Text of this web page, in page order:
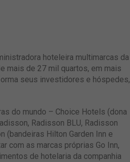
hoteleira multimarcas da
mais de 27 mil quartos, em mais
seus investidores e hóspedes,
do mundo – Choice Hotels (dona
Radisson BLU, Radisson
(bandeiras Hilton Garden Inn e
com as marcas próprias Go Inn,
de hotelaria da companhia